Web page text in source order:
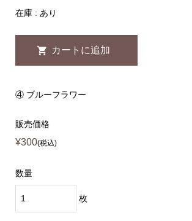
在庫 : あり
④ ブルーフラワー
販売価格
¥300(税込)
数量
枚